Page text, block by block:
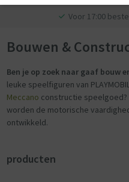
Voor 17:00
Bouwen &
Ben je op zoek naar gaaf bouw
leuke speelfiguren van
Meccano constructie speelgoed?
worden de motorische
ontwikkeld.
producten